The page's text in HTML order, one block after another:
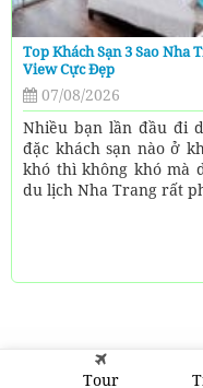
Top Khách Sạn 3 Sao Nha
View Cực Đẹp
07/08/2026
Nhiều bạn lần đầu đi
đặc khách sạn nào ở
khó thì không khó mà
du lịch Nha Trang rất
Tour